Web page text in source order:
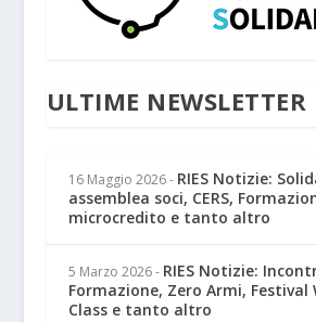
ULTIME NEWSLETTER
16 Maggio 2026 - RIES Notizie:
assemblea soci, CERS,
microcredito e tanto altro
5 Marzo 2026 - RIES Notizie:
Formazione, Zero Armi, Festival
Class e tanto altro